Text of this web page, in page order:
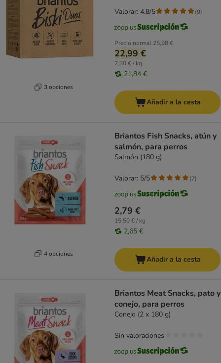
3 opciones
Precio normal 25,98 €
22,99 €
2,30 € / kg
21,84 €
Valorar: 4.8/5 (9)
Añadir a la cesta
4 opciones
Briantos Fish Snacks, atún y
salmón, para perros
Salmón (180 g)
2,79 €
15,50 € / kg
2,65 €
Valorar: 5/5 (7)
Añadir a la cesta
Briantos Meat Snacks, pato y
conejo, para perros
Conejo (2 x 180 g)
Sin valoraciones